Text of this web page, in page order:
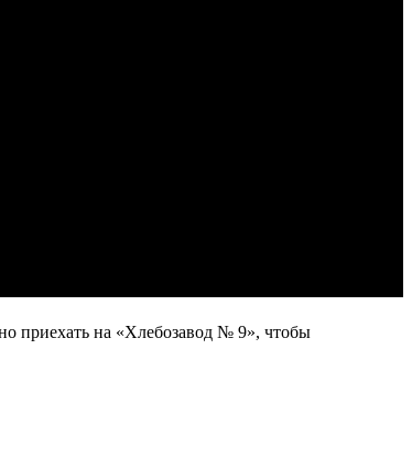
приехать на «Хлебозавод № 9», чтобы